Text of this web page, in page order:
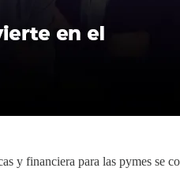
y financiera para las pymes se